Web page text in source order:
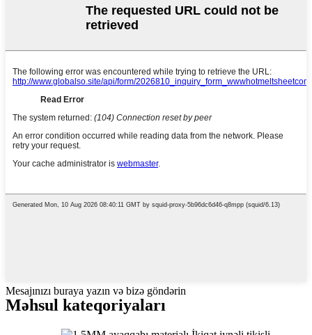
Mesajınızı buraya yazın və bizə göndərin
Məhsul kateqoriyaları